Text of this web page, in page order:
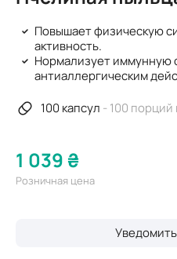
Повышает физическую
активность.
Нормализует иммунную
антиаллергическим
100 капсул - 100 порций
1 039 ₴
Розничная цена